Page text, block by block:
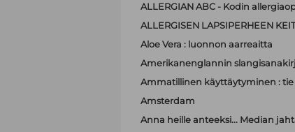
ALLERGIAN ABC - Kodin
ALLERGISEN LAPSIPERHEEN
Aloe Vera : luonnon aarreaitta
Amerikanenglannin
Ammatillinen käyttäytyminen :
Amsterdam
Anna heille anteeksi... Median